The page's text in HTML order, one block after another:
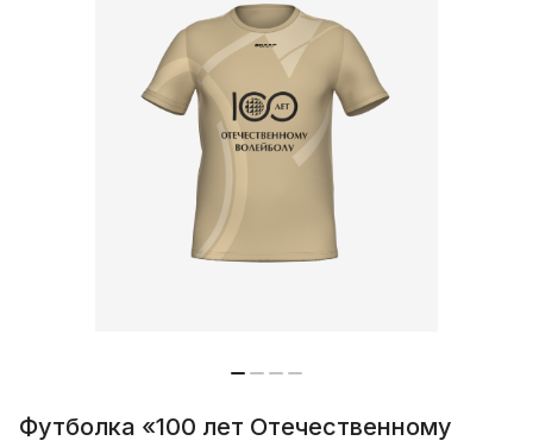
Футболка «100 лет Отечественному